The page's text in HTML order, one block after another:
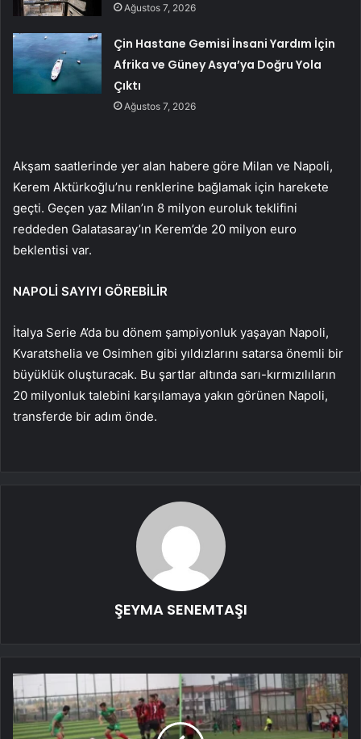
Ağustos 7, 2026
Çin Hastane Gemisi İnsani Yardım İçin
Afrika ve Güney Asya’ya Doğru Yola
Çıktı
Ağustos 7, 2026
Akşam saatlerinde yer alan habere göre Milan ve Napoli,
Kerem Aktürkoğlu’nu renklerine bağlamak için harekete
geçti. Geçen yaz Milan’ın 8 milyon euroluk teklifini
reddeden Galatasaray’ın Kerem’de 20 milyon euro
beklentisi var.
NAPOLİ SAYIYI GÖREBİLİR
İtalya Serie A’da bu dönem şampiyonluk yaşayan Napoli,
Kvaratshelia ve Osimhen gibi yıldızlarını satarsa ​​önemli bir
büyüklük oluşturacak. Bu şartlar altında sarı-kırmızılıların
20 milyonluk talebini karşılamaya yakın görünen Napoli,
transferde bir adım önde.
ŞEYMA SENEMTAŞI